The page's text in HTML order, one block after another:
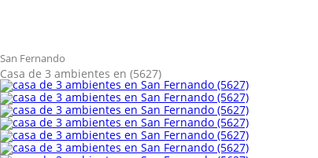
San Fernando
Casa de 3 ambientes en (5627)